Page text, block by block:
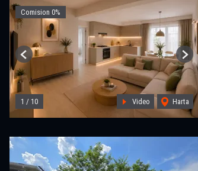
Comision 0%
1 / 10 Video Harta
Previous Next